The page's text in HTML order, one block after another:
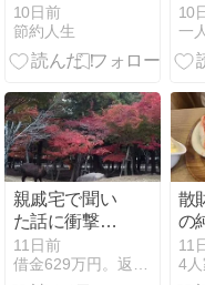
月の支出とサ
イドFIREへの
道
10日前
節約人生
ケ
10
親戚宅で聞い
た話に衝撃を
受ける｡｡｡｡
（ーー；）
11日前
散
の
11